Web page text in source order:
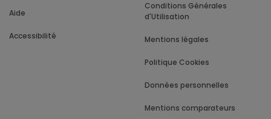
Aide
Accessibilité
Conditions Générales
d'Utilisation
Mentions légales
Politique Cookies
Données personnelles
Mentions comparateurs